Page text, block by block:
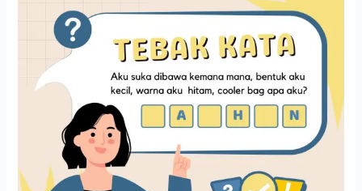
Poin
disini